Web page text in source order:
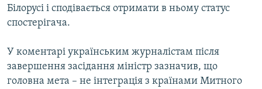
Білорусі і сподівається отримати в ньому статус
спостерігача.
У коментарі українським журналістам після
завершення засідання міністр зазначив, що
головна мета – не інтеграція з країнами Митного